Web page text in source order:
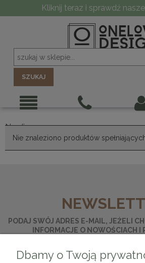
Kliknij teraz i sprawdź
SZUKAJ
Nardi
Nie znaleziono produktów
PODAJ SWÓJ ADRES E-MAIL, JEŻELI
INFORMACJE O NOWOŚCIACH I
Dbamy o Twoją